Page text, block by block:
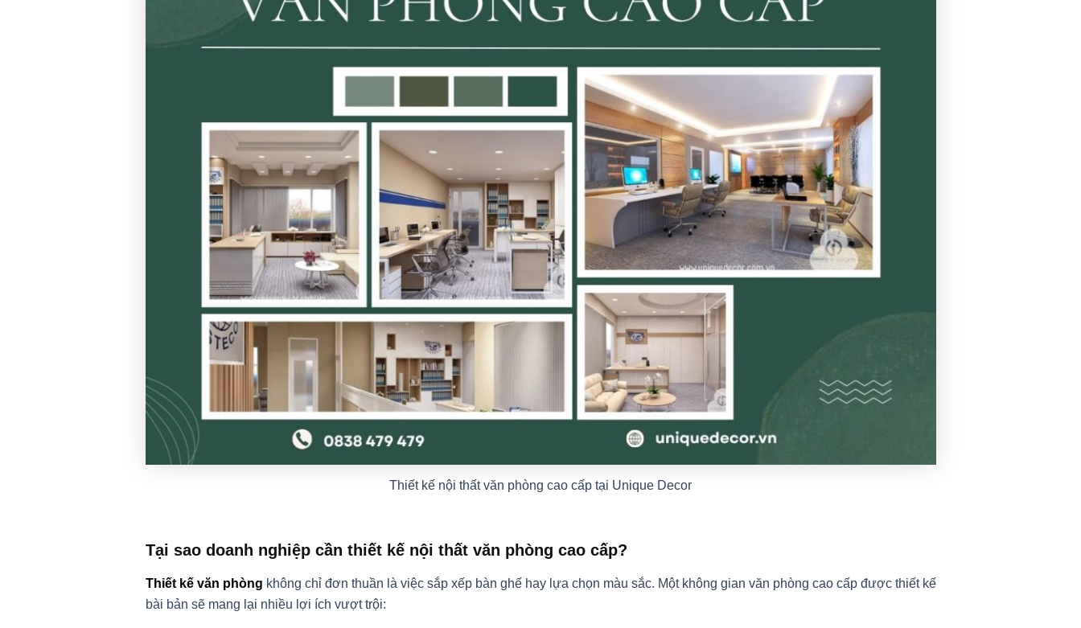
Thiết kế nội thất văn phòng cao cấp tại Unique Decor
Tại sao doanh nghiệp cần thiết kế nội thất văn phòng cao cấp?
Thiết kế văn phòng không chỉ đơn thuần là việc sắp xếp bàn ghế hay lựa chọn màu sắc. Một không gian văn phòng cao cấp được thiết kế
bài bản sẽ mang lại nhiều lợi ích vượt trội: